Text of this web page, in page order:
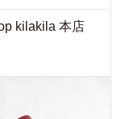
kilakila 本店